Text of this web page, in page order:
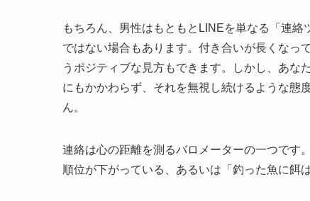
もちろん、男性はもともとLINEを単なる「連
ではない場合もあります。付き合いが長くなっ
うポジティブな見方もできます。しかし、あな
にもかかわらず、それを無視し続けるような態
ん。
連絡は心の距離を測るバロメーターの一つです
順位が下がっている、あるいは「釣った魚に餌